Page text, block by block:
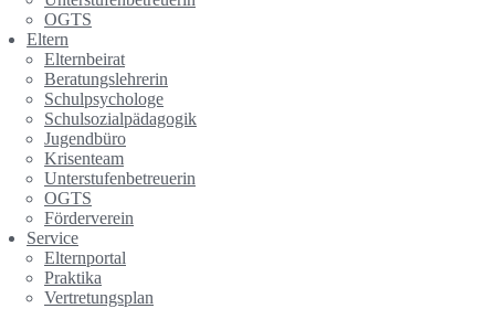
OGTS
Eltern
Elternbeirat
Beratungslehrerin
Schulpsychologe
Schulsozialpädagogik
Jugendbüro
Krisenteam
Unterstufenbetreuerin
OGTS
Förderverein
Service
Elternportal
Praktika
Vertretungsplan